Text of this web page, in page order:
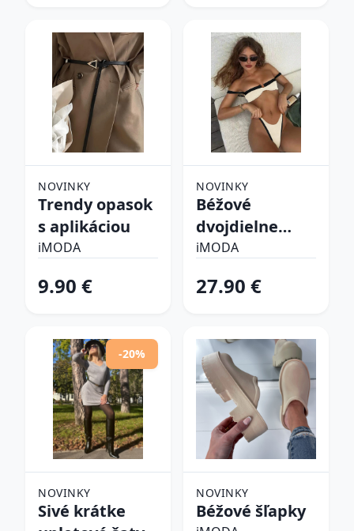
NOVINKY
Trendy opasok
s aplikáciou
iMODA
9.90 €
NOVINKY
Béžové
dvojdielne
plavky
iMODA
27.90 €
-20%
NOVINKY
Sivé krátke
NOVINKY
Béžové šľapky